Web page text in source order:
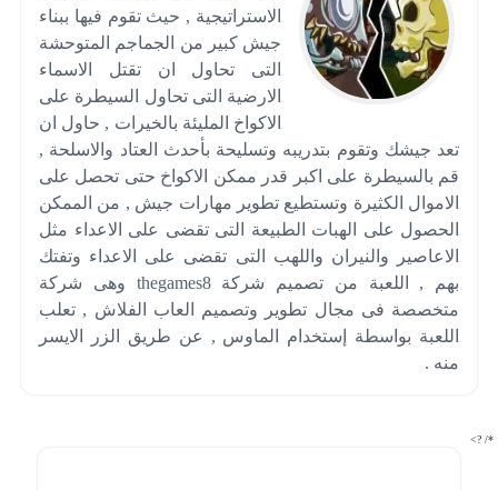
الاستراتيجية , حيث تقوم فيها ببناء
جيش كبير من الجماجم المتوحشة
التى تحاول ان تقتل الاسماء
الارضية التى تحاول السيطرة على
الاكواخ المليئة بالخيرات , حاول ان
تعد جيشك وتقوم بتدريبه وتسليحة بأحدث العتاد والاسلحة ,
قم بالسيطرة على اكبر قدر ممكن الاكواخ حتى تحصل على
الاموال الكثيرة وتستطيع تطوير مهارات جيش , من الممكن
الحصول على الهبات الطبيعة التى تقضى على الاعداء مثل
الاعاصير والنيران واللهب التى تقضى على الاعداء وتفتك
بهم , اللعبة من تصميم شركة thegames8 وهى شركة
متخصصة فى مجال تطوير وتصميم العاب الفلاش , تعلب
اللعبة بواسطة إستخدام الماوس , عن طريق الزر الايسر
منه .
*/ ?>